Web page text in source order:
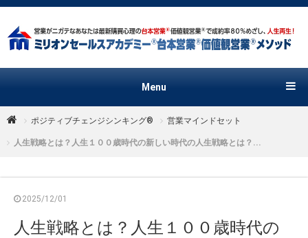
Menu
ポジティブチェンジシンキング®️ 営業マインドセット
人生戦略とは？人生１００歳時代の新しい時代の人生戦略とは？...
2025/12/01
人生戦略とは？人生１００歳時代の